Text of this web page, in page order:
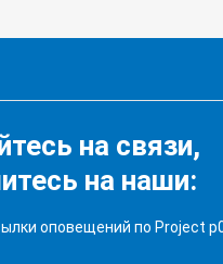
на связи,
на наши:
оповещений по Project